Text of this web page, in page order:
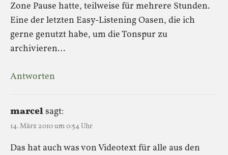
Zone Pause hatte, teilweise für mehrere Stunden.
Eine der letzten Easy-Listening Oasen, die ich
gerne genutzt habe, um die Tonspur zu
archivieren…
Antworten
marcelsagt:
14. März 2010 um 0:54 Uhr
Das hat auch was von Videotext für alle aus den